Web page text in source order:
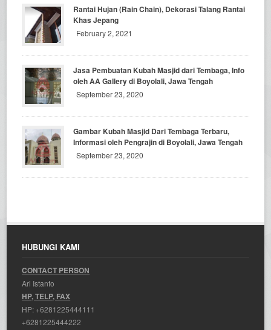
Rantai Hujan (Rain Chain), Dekorasi Talang Rantai
Khas Jepang
February 2, 2021
Jasa Pembuatan Kubah Masjid dari Tembaga, Info
oleh AA Gallery di Boyolali, Jawa Tengah
September 23, 2020
Gambar Kubah Masjid Dari Tembaga Terbaru,
Informasi oleh Pengrajin di Boyolali, Jawa Tengah
September 23, 2020
HUBUNGI KAMI
CONTACT PERSON
Ari Istanto
HP, TELP, FAX
HP: +6281225444111
+6281225444222